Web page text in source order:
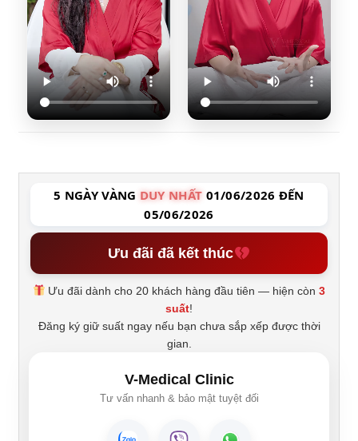
5 NGÀY VÀNG DUY NHẤT 01/06/2026 ĐẾN
05/06/2026
Ưu đãi đã kết thúc
Ưu đãi dành cho 20 khách hàng đầu tiên — hiện còn3
suất!
Đăng ký giữ suất ngay nếu bạn chưa sắp xếp được thời
gian.
V-Medical Clinic
Tư vấn nhanh & bảo mật tuyệt đối